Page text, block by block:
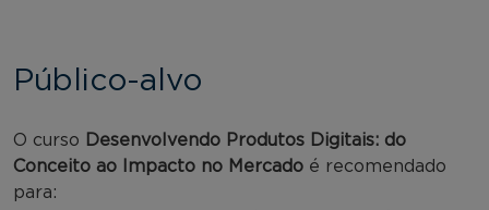
Público-alvo
O curso Desenvolvendo Produtos Digitais: do
Conceito ao Impacto no Mercado é recomendado
para: